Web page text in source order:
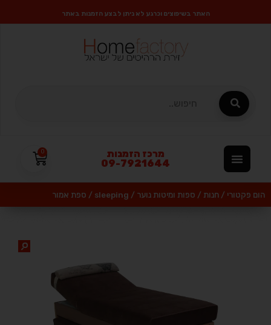
האתר בשיפוצים וכרגע לא ניתן לבצע הזמנות באתר
מרכז הזמנות
09-7921644
0
הום פקטורי / חנות / ספות ומיטות נוער /
sleeping
/ ספת אמור